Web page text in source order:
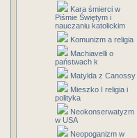
Kara śmierci w
Piśmie Świętym i
nauczaniu katolickim
Komunizm a religia
Machiavelli o
państwach k
Matylda z Canossy
Mieszko I religia i
polityka
Neokonserwatyzm
w USA
Neopoganizm w